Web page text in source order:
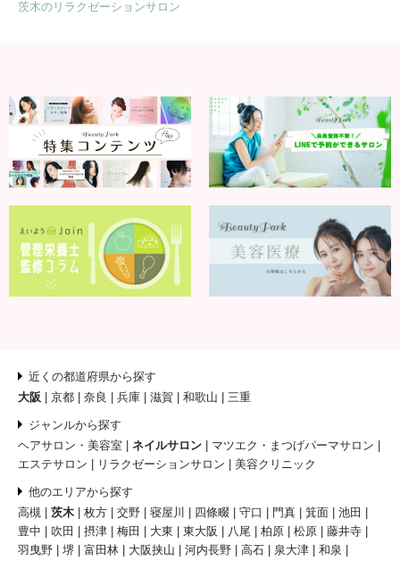
茨木のリラクゼーションサロン
近くの都道府県から探す
大阪
京都 奈良 兵庫 滋賀 和歌山 三重
ジャンルから探す
ヘアサロン・美容室
ネイルサロン
マツエク・まつげパーマサロン
エステサロン
リラクゼーションサロン 美容クリニック
他のエリアから探す
高槻
茨木 枚方 交野 寝屋川 四條畷 守口 門真 箕面
池田
豊中
吹田 摂津 梅田 大東 東大阪 八尾 柏原 松原
藤井寺
羽曳野
堺 富田林 大阪挟山 河内長野 高石 泉大津
和泉